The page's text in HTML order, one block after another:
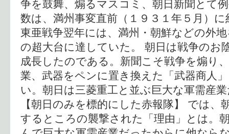
争を鼓舞、煽るマスコミ、朝日新聞とて
数は、満州事変直前（１９３１年５月）
東亜戦争翌年には、満州・朝鮮などの外
の超大台に達していた。 朝日は戦争のお
成長したのである。新聞こそ戦争を煽り
業、武器をペンに置き換えた「武器商人
い。朝日は三菱重工と並ぶ巨大な軍需産
【朝日のみを標的にした赤報隊】 では
するところの襲撃された「理由」とは。